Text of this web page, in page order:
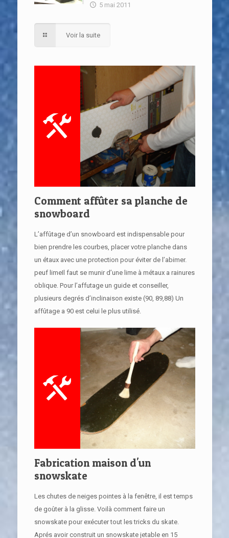
5 mai 2011
Voir la suite
Comment affûter sa planche de
snowboard
L’affûtage d’un snowboard est indispensable pour
bien prendre les courbes, placer votre planche dans
un étaux avec une protection pour éviter de l’abimer.
peuf limeIl faut se munir d’une lime à métaux a rainures
oblique. Pour l’affutage un guide et conseiller,
plusieurs degrés d’inclinaison existe (90, 89,88) Un
affûtage a 90 est celui le plus utilisé.
Fabrication maison d'un
snowskate
Les chutes de neiges pointes à la fenêtre, il est temps
de goûter à la glisse. Voilà comment faire un
snowskate pour exécuter tout les tricks du skate.
Aprés avoir construit un snowskate jetable en 15